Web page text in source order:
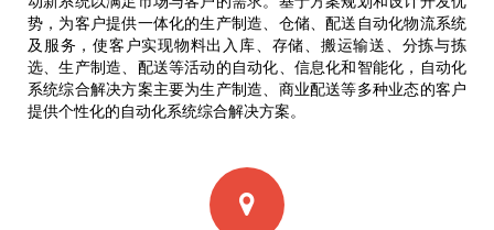
势，为客户提供一体化的生产制造、仓储、配送自动化物流系统
及服务，使客户实现物料出入库、存储、搬运输送、分拣与拣
选、生产制造、配送等活动的自动化、信息化和智能化，自动化
系统综合解决方案主要为生产制造、商业配送等多种业态的客户
提供个性化的自动化系统综合解决方案。